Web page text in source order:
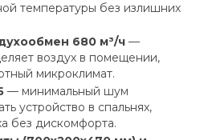
температуры без излишних
680 м³/ч —
воздух в помещении,
микроклимат.
— минимальный шум
устройство в спальнях,
без дискомфорта.